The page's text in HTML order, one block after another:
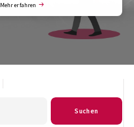
Mehr erfahren
Suchen